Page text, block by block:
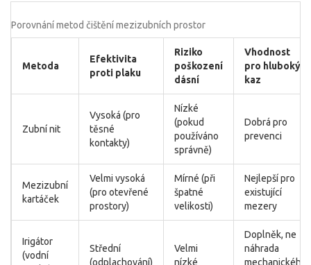
Porovnání metod čištění mezizubních prostor
Metoda
Efektivita
proti plaku
Riziko
poškození
dásní
Vhodnost
pro hluboký
kaz
Zubní nit
Vysoká (pro
těsné
kontakty)
Nízké
(pokud
používáno
správně)
Dobrá pro
prevenci
Mezizubní
kartáček
Velmi vysoká
(pro otevřené
prostory)
Mírné (při
špatné
velikosti)
Nejlepší pro
existující
mezery
Irigátor
(vodní
Střední
(odplachování)
Velmi
nízké
Doplněk, ne
náhrada
mechanického